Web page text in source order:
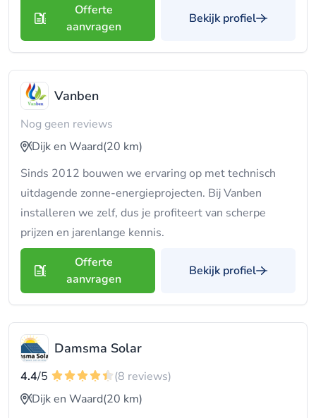
Offerte
aanvragen
Bekijk profiel
Vanben
Nog geen reviews
Dijk en Waard(20 km)
Sinds 2012 bouwen we ervaring op met technisch
uitdagende zonne-energieprojecten. Bij Vanben
installeren we zelf, dus je profiteert van scherpe
prijzen en jarenlange kennis.
Offerte
aanvragen
Bekijk profiel
Damsma Solar
4.4/5
(8 reviews)
Dijk en Waard(20 km)